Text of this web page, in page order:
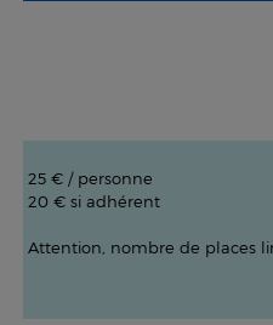
25 € / personne
20 € si adhérent
Attention, nombre de places